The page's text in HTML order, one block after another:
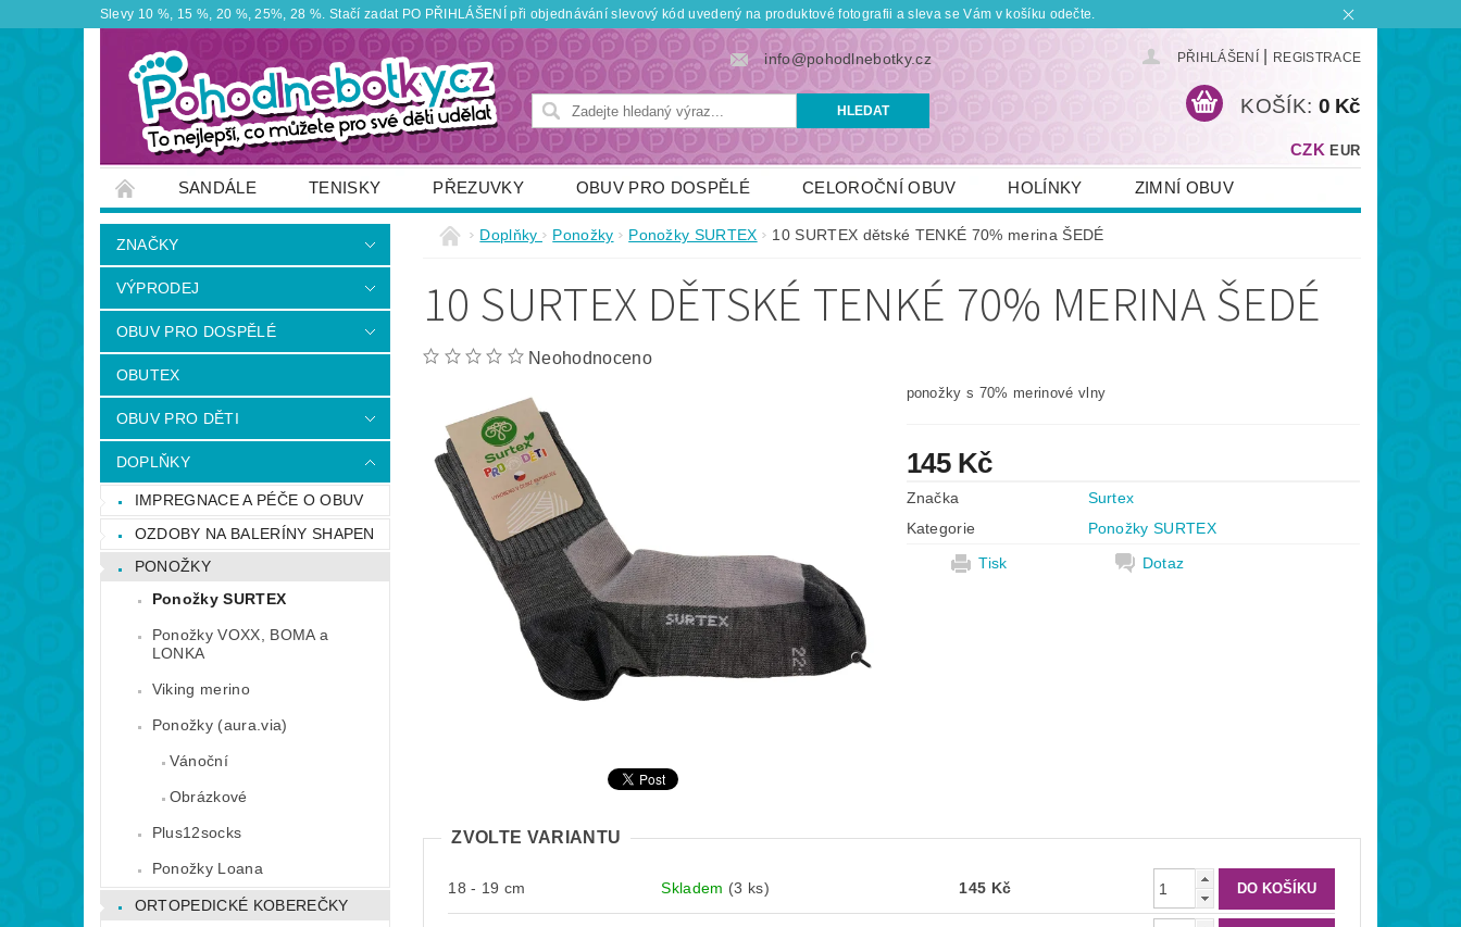
Slevy 10 %, 15 %, 20 %, 25%, 28 %. Stačí zadat PO PŘIHLÁŠENÍ při objednávání slevový kód uvedený na produktové fotografii a sleva se Vám v košíku odečte.
info@pohodlnebotky.cz PŘIHLÁŠENÍ REGISTRACE
CZK EUR
KOŠÍK: 0 Kč
SANDÁLE TENISKY PŘEZUVKY OBUV PRO DOSPĚLÉ CELOROČNÍ OBUV HOLÍNKY ZIMNÍ OBUV
ZNAČKY VÝPRODEJ OBUTEX OBUV PRO DĚTI DOPLŇKY KDO JSME KONTAKT PLATBA A DOPRAVA
OTEVÍRACÍ DOBA PRODEJNY
NAPIŠTE NÁM
ZNAČKY
VÝPRODEJ
OBUV PRO DOSPĚLÉ
OBUTEX
OBUV PRO DĚTI
DOPLŇKY
IMPREGNACE A PÉČE O OBUV
OZDOBY NA BALERÍNY SHAPEN
PONOŽKY
Ponožky SURTEX
Ponožky VOXX, BOMA a
LONKA
Viking merino
Ponožky (aura.via)
Vánoční
Obrázkové
Plus12socks
Ponožky Loana
ORTOPEDICKÉ KOBEREČKY
Doplňky Ponožky Ponožky SURTEX 10 SURTEX dětské TENKÉ 70% merina ŠEDÉ
10 SURTEX DĚTSKÉ TENKÉ 70% MERINA ŠEDÉ
Neohodnoceno
ponožky s 70% merinové vlny
145 Kč
Značka
Surtex
Kategorie
Ponožky SURTEX
Tisk
Dotaz
ZVOLTE VARIANTU
18 - 19 cm Skladem (3 ks) 145 Kč